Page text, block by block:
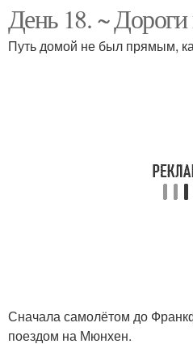
Вечерние прически и
макияж
День 18. ~
Путь домой не был прямым,
Сначала самолётом до
поездом на Мюнхен.